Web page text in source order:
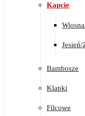
Kapcie
Jesień/
Bambosze
Klapki
Filcowe